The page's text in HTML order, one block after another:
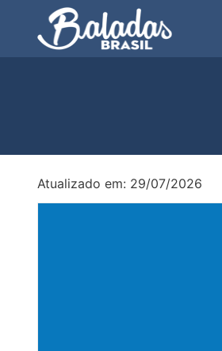
Atualizado em: 29/07/2026